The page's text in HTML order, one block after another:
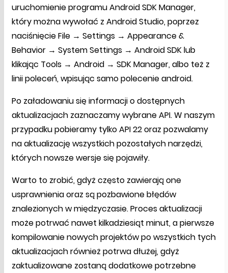
uruchomienie programu Android SDK Manager,
który można wywołać z Android Studio, poprzez
naciśnięcie File → Settings → Appearance &
Behavior → System Settings → Android SDK lub
klikając Tools → Android → SDK Manager, albo też z
linii poleceń, wpisując samo polecenie android.
Po załadowaniu się informacji o dostępnych
aktualizacjach zaznaczamy wybrane API. W naszym
przypadku pobieramy tylko API 22 oraz pozwalamy
na aktualizację wszystkich pozostałych narzędzi,
których nowsze wersje się pojawiły.
Warto to zrobić, gdyż często zawierają one
usprawnienia oraz są pozbawione błędów
znalezionych w międzyczasie. Proces aktualizacji
może potrwać nawet kilkadziesiąt minut, a pierwsze
kompilowanie nowych projektów po wszystkich tych
aktualizacjach również potrwa dłużej, gdyż
zaktualizowane zostaną dodatkowe potrzebne